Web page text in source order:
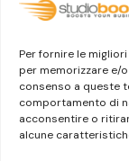
Per fornire le
per memorizzare e/
consenso a queste
comportamento di
acconsentire o
alcune
Modello
Whistleblowing
Il Gruppo Dylog-